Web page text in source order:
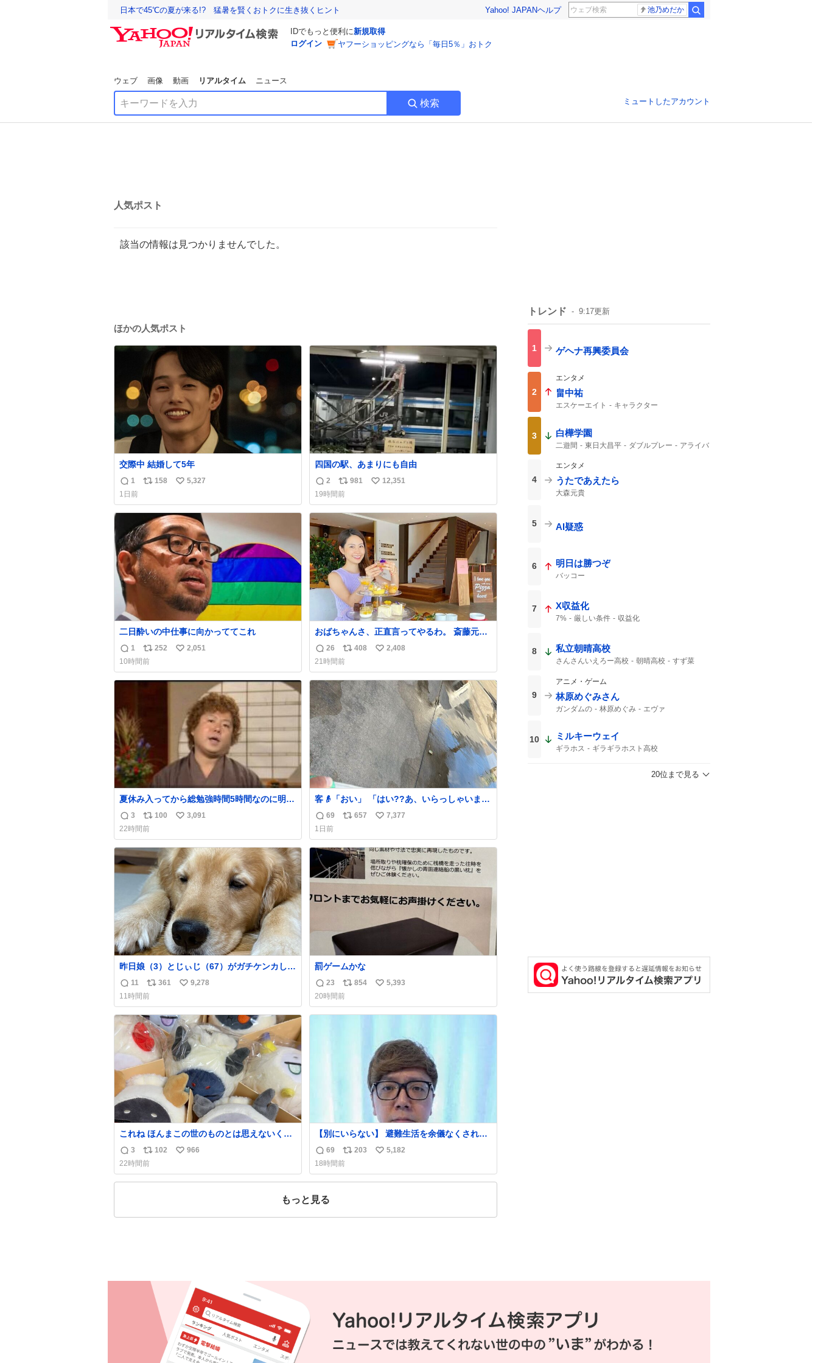
日本で45℃の夏が来る!? 猛暑を賢くおトクに生き抜くヒント Yahoo! JAPANヘルプ 池乃めだか
IDでもっと便利に新規取得
ログイン
ヤフーショッピングなら「毎日5％」おトク
ウェブ 画像 動画 リアルタイム ニュース
検索 ミュートしたアカウント
人気ポスト
該当の情報は見つかりませんでした。
ほかの人気ポスト
交際中 結婚して5年
返
信
数
1
リ
ス
ト
数
158
い
ね
数
5,327
1日前
四国の駅、あまりにも自由
返
信
数
2
リ
ポ
ス
ト
数
981
い
ね
数
12,351
19時間前
二日酔いの中仕事に向かっててこれ
返
信
数
1
リ
ポ
ス
252
い
ね
2,051
10時間前
おばちゃんさ、正直言ってやるわ。 斎藤元彦
と関わった事でアンタはこれか先キラキラ輝
返
信
数
26
リ
ポ
ス
ト
数
408
い
ね
数
2,408
21時間前
夏休み入ってから総勉強時間5時間なのに明後
日京大オープンで今これ
返
信
数
3
リ
ポ
ス
ト
数
100
い
ね
数
3,091
22時間前
客👴「おい」 「はい??あ、いらっしゃいま
せ」 👴「さっきからずっと水出しっぱなしで
もったいないだろ」 「静電気を逃がし、熱く
なった地面の温度を下げ、引火事故の防止の
為必要な作業です」 👴「水不足の昨今にもっ
たいないことをするな!!」 それでは歌いま
す、聞いてください 「井戸水」
返
信
数
69
リ
ス
ト
数
657
い
ね
数
7,377
1日前
昨日娘（3）とじぃじ（67）がガチケンカして
て修羅場だったんだけど、ふぉるては可能な
限り平たくなってました。犬が1番空気読め
る。
返
信
数
11
リ
ポ
ス
ト
数
361
い
ね
数
9,278
11時間前
罰ゲームかな
返
信
数
23
リ
ポ
ス
854
い
ね
5,393
20時間前
これね ほんまこの世のものとは思えないくら
い臭いの マジで、死ぬほど、臭い 中に入って
る謎スクイーズのせいなんだけど
返
信
数
3
リ
ポ
ス
102
い
ね
966
22時間前
【別にいらない】 避難生活を余儀なくされて
いる子どもたちのためにヒカキンボックス
1000個を寄付させていただきました
返
信
数
69
リ
ポ
ス
203
い
ね
5,182
18時間前
もっと見る
トレンド 9:17更新
1 ゲヘナ再興委員会
2
エンタメ
畠中祐
エスケーエイト
キャラクター
3 白樺学園
二遊間 東日大昌平 ダブルプレー
アライバ
ビデオ検証
4
エンタメ
うたであえたら
大森元貴
5 AI疑惑
6 明日は勝つぞ
バッコー
7 X収益化
7% 厳しい条件 収益化
8 私立朝晴高校
さんさんいえろー高校 朝晴高校
すず菜
9
アニメ・ゲーム
林原めぐみさん
ガンダムの 林原めぐみ エヴァ
10 ミルキーウェイ
ギラホス
ギラギラホスト高校
20位まで見る